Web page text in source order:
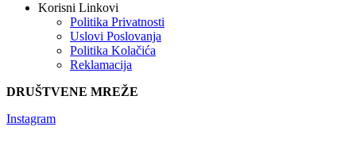
Korisni Linkovi
Politika Privatnosti
Uslovi Poslovanja
Politika Kolačića
Reklamacija
DRUŠTVENE MREŽE
Instagram